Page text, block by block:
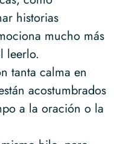
historias
mucho más
leerlo.
tanta calma en
acostumbrados
a la oración o la